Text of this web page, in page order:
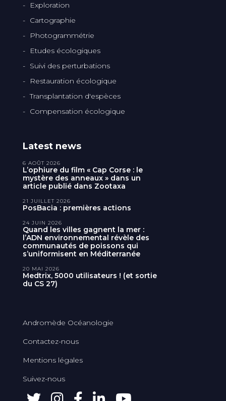
Exploration
Cartographie
Photogrammétrie
Etudes écologiques
Suivi des perturbations
Restauration écologique
Transplantation d'espèces
Compensation écologique
Latest news
L’ophiure du film « Cap Corse : le
mystère des anneaux » dans un
article publié dans Zootaxa
6 AOÛT 2026
PosBacia : premières actions
21 JUILLET 2026
Quand les villes gagnent la mer :
l’ADN environnemental révèle des
communautés de poissons qui
s’uniformisent en Méditerranée
24 JUIN 2026
Medtrix, 5000 utilisateurs ! (et sortie
du CS 27)
20 MAI 2026
Andromède Océanologie
Contactez-nous
Mentions légales
Suivez-nous